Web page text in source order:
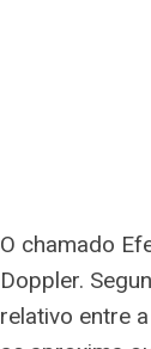
O chamado
Doppler.
relativo entre